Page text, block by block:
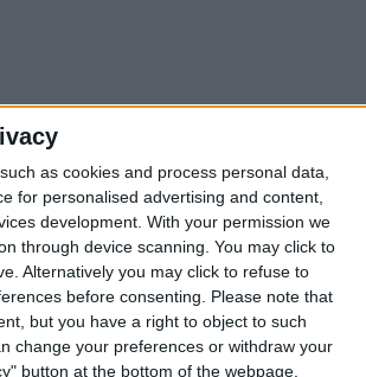
as cookies and process personal data,
for personalised advertising and content,
development. With your permission we
through device scanning. You may click to
Alternatively you may click to refuse to
before consenting.
Please note that
but you have a right to object to such
change your preferences or withdraw your
button at the bottom of the webpage.